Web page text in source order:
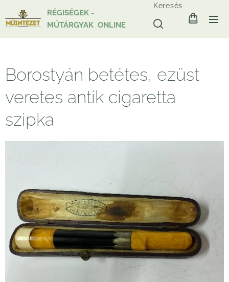
RÉGISÉGEK -
MŰTÁRGYAK ONLINE
Keresés
Borostyán betétes, ezüst
veretes antik cigaretta
szipka